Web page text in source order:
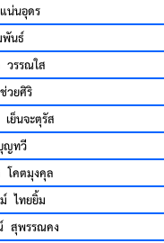
นอุดร
นธ์
รรณใส
ยศิริ
ย็นจะตุรัส
ญทวี
คตมุงคุล
ไทยยิ้ม
สุพรรณคง